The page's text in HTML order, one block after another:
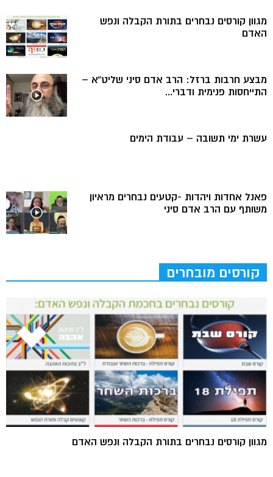
מגוון קורסים נבחרים בתורת הקבלה ונפש
האדם
מבצע חרבות ברזל: הרב אדם סיני שליט”א –
התייחסות פנימית ודברי...
עשרת ימי תשובה – עבודת הימים
פאנל אחדות ויהדות -קטעים נבחרים מראיון
משותף עם הרב אדם סיני
קורסים מובחרים
מגוון קורסים נבחרים בתורת הקבלה ונפש האדם